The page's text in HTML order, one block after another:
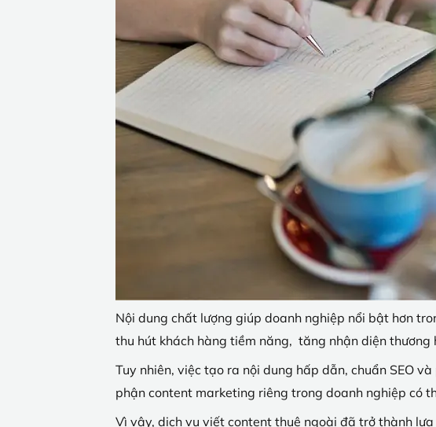
Nội dung chất lượng giúp doanh nghiệp nổi bật hơn
thu hút khách hàng tiềm năng, tăng nhận diện thương
Tuy nhiên, việc tạo ra nội dung hấp dẫn, chuẩn SEO
phận content marketing riêng trong doanh nghiệp có
Vì vậy, dịch vụ viết content thuê ngoài đã trở thành